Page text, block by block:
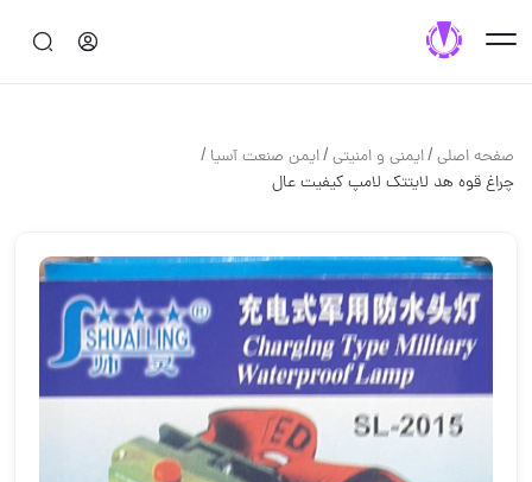
صفحه اصلی/ایمنی و امنیتی/ایمن صنعت آسیا /
چراغ قوه هد لایتتک لامپ کیفیت عال